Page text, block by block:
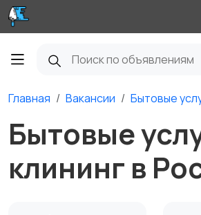
Главная Вакансии Бытовые
Бытовые
клининг в